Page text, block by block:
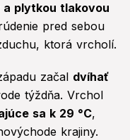
plytkou tlakovou
pred sebou
ktorá vrcholí.
začal dvíhať
týždňa. Vrchol
sa k 29 °C,
krajiny.